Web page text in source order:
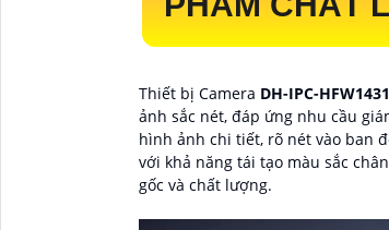
Thiết bị Camera DH-IPC-
ảnh sắc nét, đáp ứng nhu cầu
hình ảnh chi tiết, rõ nét vào ban
với khả năng tái tạo màu sắc
gốc và chất lượng.